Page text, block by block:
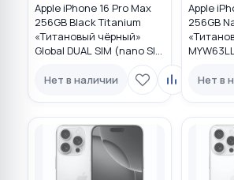
Apple iPhone 16 Pro Max
256GB Black Titanium
«Титановый чёрный»
Global DUAL SIM (nano SIM
Нет в наличии
Apple
256GB
Нет в